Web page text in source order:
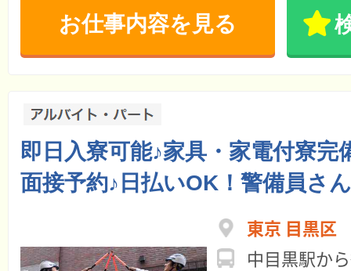
お仕事内容を見る
即日入寮可能♪家具・家電付寮完
面接予約♪日払いOK！警備員さ
東京 目黒区
中目黒駅か